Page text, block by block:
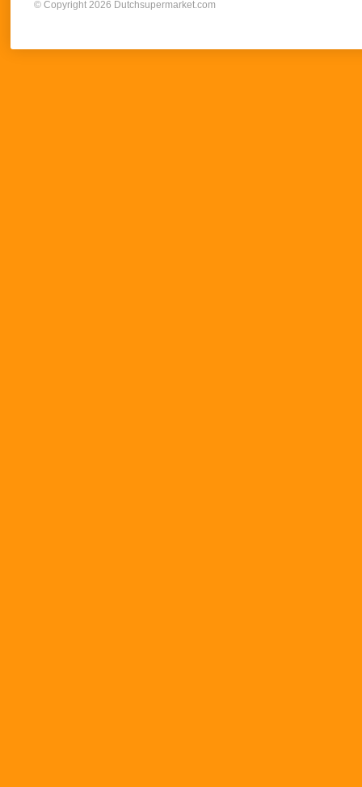
© Copyright 2026 Dutchsupermarket.com